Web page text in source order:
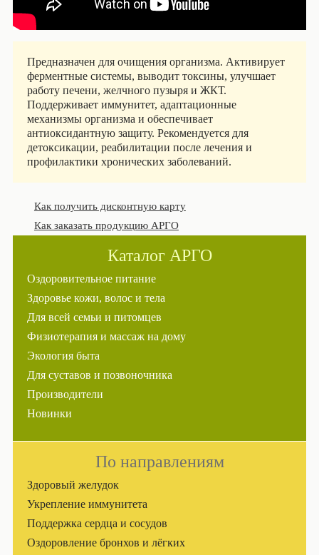
Предназначен для очищения организма. Активирует
ферментные системы, выводит токсины, улучшает
работу печени, желчного пузыря и ЖКТ.
Поддерживает иммунитет, адаптационные
механизмы организма и обеспечивает
антиоксидантную защиту. Рекомендуется для
детоксикации, реабилитации после лечения и
профилактики хронических заболеваний.
Как получить дисконтную карту
Как заказать продукцию АРГО
Каталог АРГО
Оздоровительное питание
Здоровье кожи, волос и тела
Для всей семьи и питомцев
Физиотерапия и массаж на дому
Экология быта
Для суставов и позвоночника
Производители
Новинки
По направлениям
Здоровый желудок
Укрепление иммунитета
Поддержка сердца и сосудов
Оздоровление бронхов и лёгких